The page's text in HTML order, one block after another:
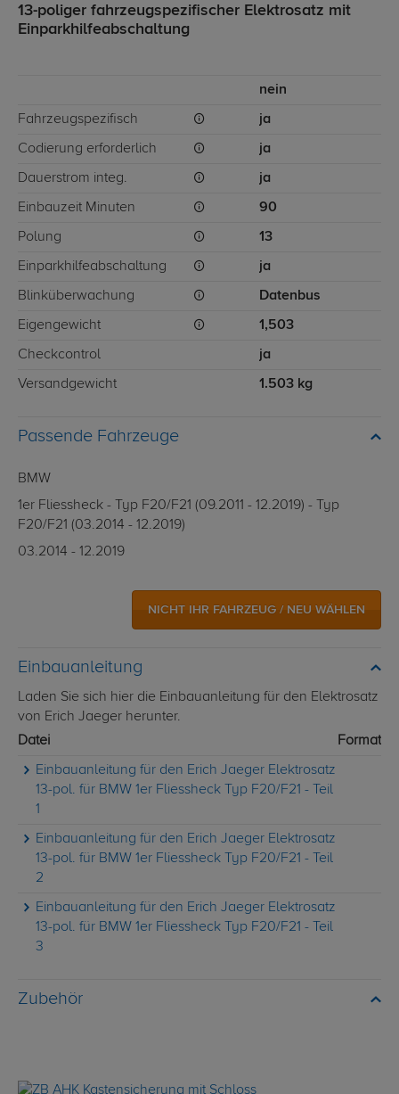
13-poliger fahrzeugspezifischer Elektrosatz mit
Einparkhilfeabschaltung
nein
Fahrzeugspezifisch ja
Codierung erforderlich ja
Dauerstrom integ. ja
Einbauzeit Minuten 90
Polung 13
Einparkhilfeabschaltung ja
Blinküberwachung Datenbus
Eigengewicht 1,503
Checkcontrol ja
Versandgewicht 1.503 kg
Passende Fahrzeuge
BMW
1er Fliessheck - Typ F20/F21 (09.2011 - 12.2019) - Typ
F20/F21 (03.2014 - 12.2019)
03.2014 - 12.2019
NICHT IHR FAHRZEUG / NEU WÄHLEN
Einbauanleitung
Laden Sie sich hier die Einbauanleitung für den Elektrosatz
von Erich Jaeger herunter.
Datei
Format
Einbauanleitung für den Erich Jaeger Elektrosatz
13-pol. für BMW 1er Fliessheck Typ F20/F21 - Teil
1
Einbauanleitung für den Erich Jaeger Elektrosatz
13-pol. für BMW 1er Fliessheck Typ F20/F21 - Teil
2
Einbauanleitung für den Erich Jaeger Elektrosatz
13-pol. für BMW 1er Fliessheck Typ F20/F21 - Teil
3
Zubehör